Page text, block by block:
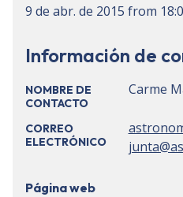
9 de abr. de 2015 from
Información de
NOMBRE DE
CONTACTO
Carme
CORREO
ELECTRÓNICO
Página web